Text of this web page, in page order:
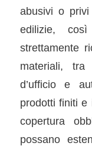
abusivi o privi
edilizie,
strettamente
materiali,
d’ufficio e
prodotti finiti e
copertura
possano